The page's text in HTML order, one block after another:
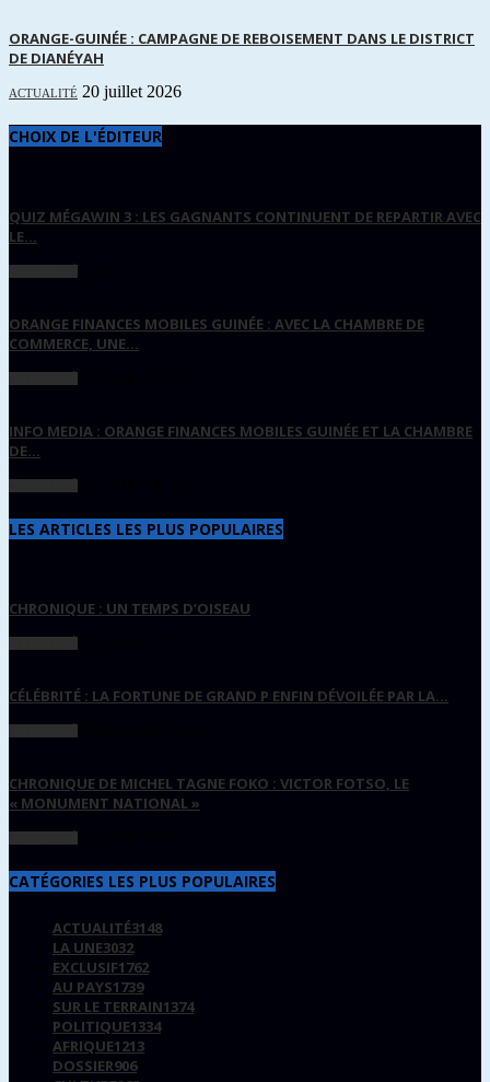
ORANGE-GUINÉE : CAMPAGNE DE REBOISEMENT DANS LE DISTRICT
DE DIANÉYAH
ACTUALITÉ 20 juillet 2026
CHOIX DE L'ÉDITEUR
QUIZ MÉGAWIN 3 : LES GAGNANTS CONTINUENT DE REPARTIR AVEC
LE...
ORANGE FINANCES MOBILES GUINÉE : AVEC LA CHAMBRE DE
COMMERCE, UNE...
INFO MEDIA : ORANGE FINANCES MOBILES GUINÉE ET LA CHAMBRE
DE...
LES ARTICLES LES PLUS POPULAIRES
CHRONIQUE : UN TEMPS D’OISEAU
CÉLÉBRITÉ : LA FORTUNE DE GRAND P ENFIN DÉVOILÉE PAR LA...
CHRONIQUE DE MICHEL TAGNE FOKO : VICTOR FOTSO, LE
« MONUMENT NATIONAL »
CATÉGORIES LES PLUS POPULAIRES
ACTUALITÉ3148
LA UNE3032
EXCLUSIF1762
AU PAYS1739
SUR LE TERRAIN1374
POLITIQUE1334
AFRIQUE1213
DOSSIER906